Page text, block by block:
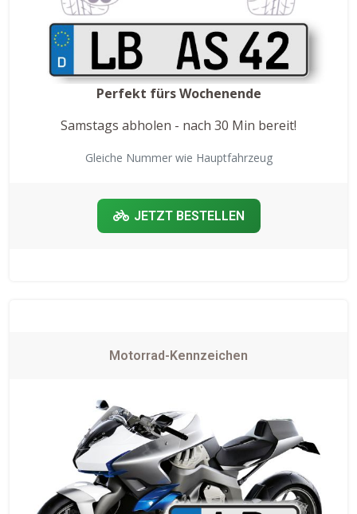
Perfekt fürs Wochenende
Samstags abholen - nach 30 Min bereit!
Gleiche Nummer wie Hauptfahrzeug
JETZT BESTELLEN
Motorrad-Kennzeichen